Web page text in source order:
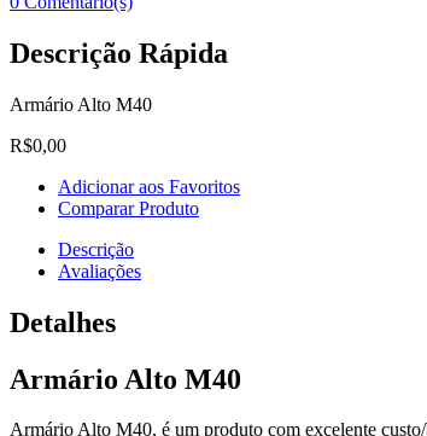
Descrição Rápida
Armário Alto M40
R$0,00
Adicionar aos Favoritos
Comparar Produto
Descrição
Avaliações
Detalhes
Armário Alto M40
Armário Alto M40, é um produto com excelente